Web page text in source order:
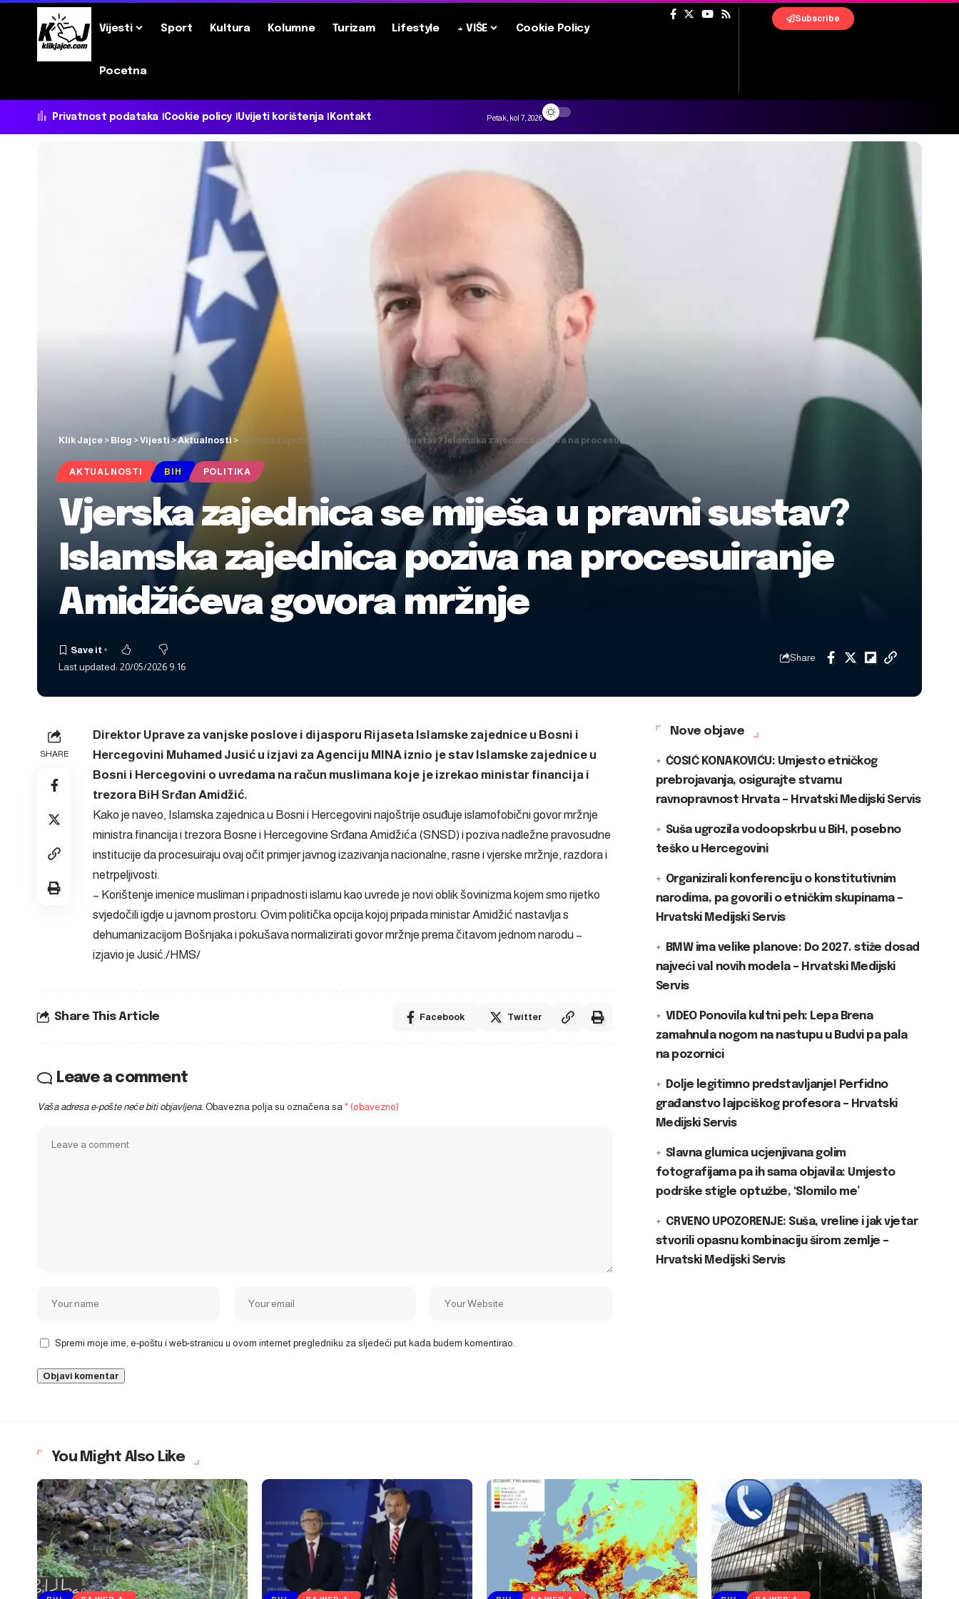
Vijesti Sport Kultura Kolumne Turizam Lifestyle + VIŠE Cookie Policy
Pocetna
Subscribe
Privatnost podataka Cookie policy Uvijeti korištenja Kontakt Petak, kol 7, 2026
Klik Jajce > Blog >Vijesti>Aktualnosti > Vjerska zajednica se miješa u pravni sustav? Islamska zajednica poziva na procesuiranje Amidžićeva govora mržnje
AKTUALNOSTI BIH POLITIKA
Vjerska zajednica se miješa u pravni sustav?
Islamska zajednica poziva na procesuiranje
Amidžićeva govora mržnje
Last updated: 20/05/2026 9:16
Share
SHARE
Direktor Uprave za vanjske poslove i dijasporu Rijaseta Islamske zajednice u Bosni i
Hercegovini Muhamed Jusić u izjavi za Agenciju MINA iznio je stav Islamske zajednice u
Bosni i Hercegovini o uvredama na račun muslimana koje je izrekao ministar financija i
trezora BiH Srđan Amidžić.
Kako je naveo, Islamska zajednica u Bosni i Hercegovini najoštrije osuđuje islamofobični govor mržnje
ministra financija i trezora Bosne i Hercegovine Srđana Amidžića (SNSD) i poziva nadležne pravosudne
institucije da procesuiraju ovaj očit primjer javnog izazivanja nacionalne, rasne i vjerske mržnje, razdora i
netrpeljivosti.
– Korištenje imenice musliman i pripadnosti islamu kao uvrede je novi oblik šovinizma kojem smo rijetko
svjedočili igdje u javnom prostoru. Ovim politička opcija kojoj pripada ministar Amidžić nastavlja s
dehumanizacijom Bošnjaka i pokušava normalizirati govor mržnje prema čitavom jednom narodu –
izjavio je Jusić./HMS/
Share This Article Facebook Twitter
Leave a comment
Vaša adresa e-pošte neće biti objavljena. Obavezna polja su označena sa * (obavezno)
Spremi moje ime, e-poštu i web-stranicu u ovom internet pregledniku za sljedeći put kada budem komentirao.
Nove objave
ĆOSIĆ KONAKOVIĆU: Umjesto etničkog
prebrojavanja, osigurajte stvarnu
ravnopravnost Hrvata – Hrvatski Medijski Servis
Suša ugrozila vodoopskrbu u BiH, posebno
teško u Hercegovini
Organizirali konferenciju o konstitutivnim
narodima, pa govorili o etničkim skupinama –
Hrvatski Medijski Servis
BMW ima velike planove: Do 2027. stiže dosad
najveći val novih modela – Hrvatski Medijski
Servis
VIDEO Ponovila kultni peh: Lepa Brena
zamahnula nogom na nastupu u Budvi pa pala
na pozornici
Dolje legitimno predstavljanje! Perfidno
građanstvo lajpciškog profesora – Hrvatski
Medijski Servis
Slavna glumica ucjenjivana golim
fotografijama pa ih sama objavila: Umjesto
podrške stigle optužbe, ‘Slomilo me’
CRVENO UPOZORENJE: Suša, vreline i jak vjetar
stvorili opasnu kombinaciju širom zemlje –
Hrvatski Medijski Servis
You Might Also Like